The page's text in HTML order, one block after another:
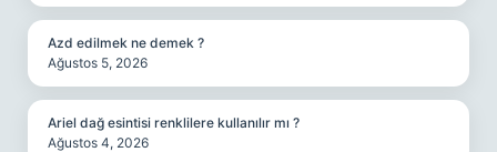
Azd edilmek ne demek ?
Ağustos 5, 2026
Ariel dağ esintisi renklilere kullanılır mı ?
Ağustos 4, 2026